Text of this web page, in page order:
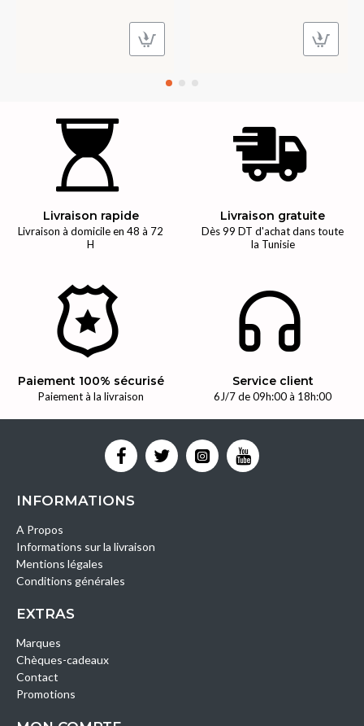
Livraison rapide
Livraison à domicile en 48 à 72
H
Livraison gratuite
Dès 99 DT d'achat dans toute
la Tunisie
Paiement 100% sécurisé
Paiement à la livraison
Service client
6J/7 de 09h:00 à 18h:00
INFORMATIONS
A Propos
Informations sur la livraison
Mentions légales
Conditions générales
EXTRAS
Marques
Chèques-cadeaux
Contact
Promotions